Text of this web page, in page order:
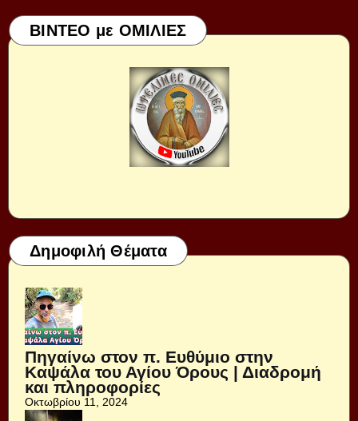
ΒΙΝΤΕΟ με ΟΜΙΛΙΕΣ
Δημοφιλή Θέματα
Πηγαίνω στον π. Ευθύμιο στην
Καψάλα του Αγίου Όρους | Διαδρομή
και πληροφορίες
Οκτωβρίου 11, 2024